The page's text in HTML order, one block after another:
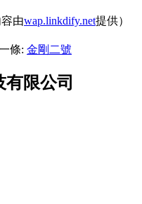
容由wap.linkdify.net提供）
條: 金剛二號
限公司